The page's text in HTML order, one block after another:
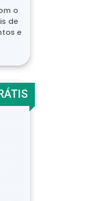
o
de
e